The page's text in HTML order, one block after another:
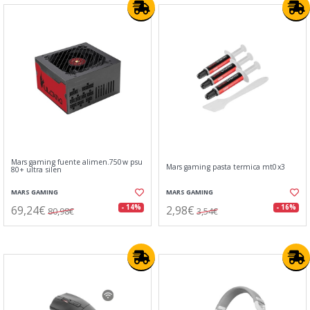
Mars gaming fuente alimen.750w psu
80+ ultra silen
MARS GAMING
69,24€ 80,98€ - 14%
Mars gaming pasta termica mt0x3
MARS GAMING
2,98€ 3,54€ - 16%